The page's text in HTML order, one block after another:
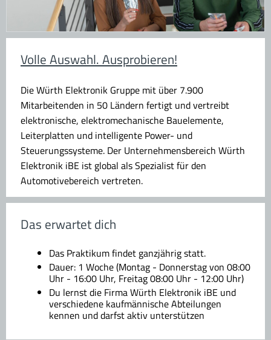
Volle Auswahl. Ausprobieren!
Die Würth Elektronik Gruppe mit über 7.900
Mitarbeitenden in 50 Ländern fertigt und vertreibt
elektronische, elektromechanische Bauelemente,
Leiterplatten und intelligente Power- und
Steuerungssysteme. Der Unternehmensbereich Würth
Elektronik iBE ist global als Spezialist für den
Automotivebereich vertreten.
Das erwartet dich
Das Praktikum findet ganzjährig statt.
Dauer: 1 Woche (Montag - Donnerstag von 08:00
Uhr - 16:00 Uhr, Freitag 08:00 Uhr - 12:00 Uhr)
Du lernst die Firma Würth Elektronik iBE und
verschiedene kaufmännische Abteilungen
kennen und darfst aktiv unterstützen